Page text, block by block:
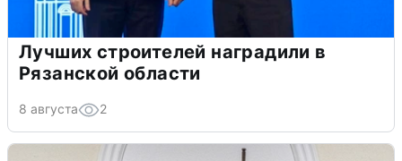
Лучших строителей наградили в
Рязанской области
8 августа 2